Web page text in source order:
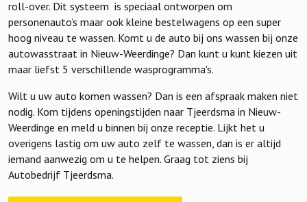
roll-over. Dit systeem is speciaal ontworpen om
personenauto’s maar ook kleine bestelwagens op een super
hoog niveau te wassen. Komt u de auto bij ons wassen bij onze
autowasstraat in Nieuw-Weerdinge? Dan kunt u kunt kiezen uit
maar liefst 5 verschillende wasprogramma's.
Wilt u uw auto komen wassen? Dan is een afspraak maken niet
nodig. Kom tijdens openingstijden naar Tjeerdsma in Nieuw-
Weerdinge en meld u binnen bij onze receptie. Lijkt het u
overigens lastig om uw auto zelf te wassen, dan is er altijd
iemand aanwezig om u te helpen. Graag tot ziens bij
Autobedrijf Tjeerdsma.